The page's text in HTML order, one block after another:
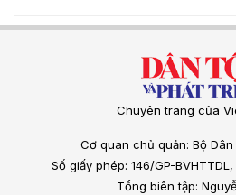
Chuyên trang của
Cơ quan chủ quản: Bộ
Số giấy phép: 146/GP-
Tổng biên tập: